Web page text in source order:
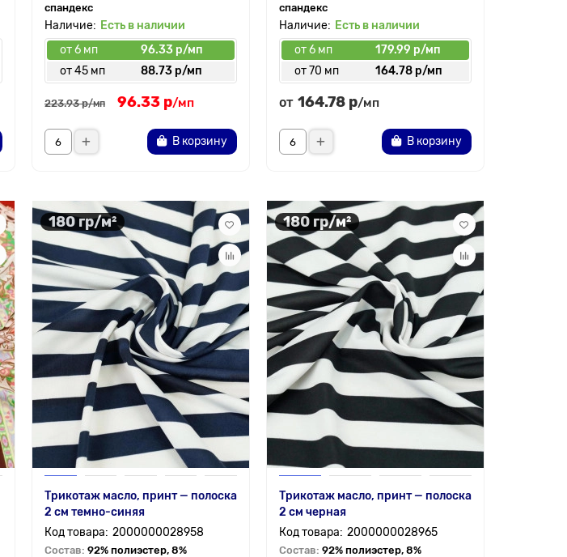
спандекс
Есть в наличии
от 6 мп
96.33 р/мп
от 45 мп
88.73 р/мп
223.93 р/мп 96.33 р/мп
В корзину
спандекс
Есть в наличии
от 6 мп
179.99 р/мп
от 70 мп
164.78 р/мп
от 164.78 р/мп
В корзину
180 гр/м²
Трикотаж масло, принт — полоска
2 см темно-синяя
2000000028958
Состав: 92% полиэстер, 8%
180 гр/м²
Трикотаж масло, принт — полоска
2 см черная
2000000028965
Состав: 92% полиэстер, 8%